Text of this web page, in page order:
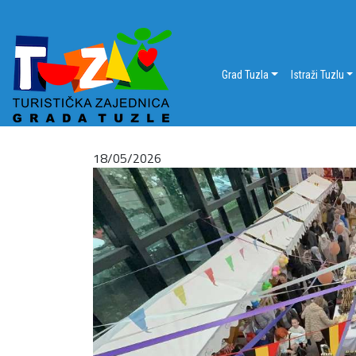
Grad Tuzla Istraži Tuzlu
18/05/2026